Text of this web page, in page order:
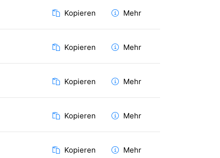
Kopieren Mehr
Kopieren Mehr
Kopieren Mehr
Kopieren Mehr
Kopieren Mehr